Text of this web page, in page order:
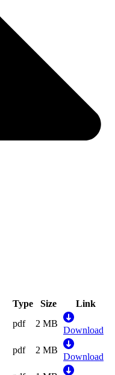
Type Size
Link
pdf 2 MB
Download
pdf 2 MB
Download